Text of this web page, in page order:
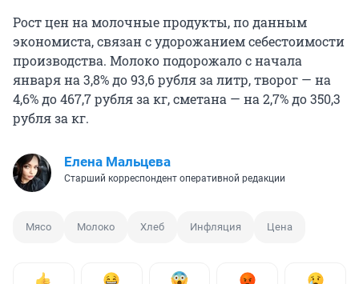
Рост цен на молочные продукты, по данным
экономиста, связан с удорожанием себестоимости
производства. Молоко подорожало с начала
января на 3,8% до 93,6 рубля за литр, творог — на
4,6% до 467,7 рубля за кг, сметана — на 2,7% до 350,3
рубля за кг.
Елена Мальцева
Старший корреспондент оперативной редакции
Мясо Молоко Хлеб Инфляция Цена